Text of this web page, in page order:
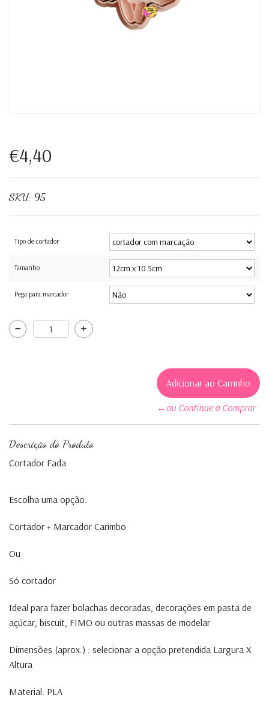
€4,40
SKU: 95
Tipo de cortador
Tamanho
Pega para marcador
←ou Continue a Comprar
Descrição do Produto
Cortador Fada
Escolha uma opção:
Cortador + Marcador Carimbo
Ou
Só cortador
Ideal para fazer bolachas decoradas, decorações em pasta de
açúcar, biscuit, FIMO ou outras massas de modelar
Dimensões (aprox.) : selecionar a opção pretendida Largura X
Altura
Material: PLA